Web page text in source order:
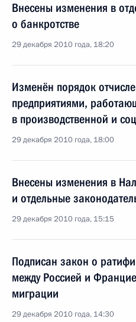
Внесены изменения в
о банкротстве
29 декабря 2010 года, 18:20
Изменён порядок
предприятиями,
в производственной и
29 декабря 2010 года, 18:00
Внесены изменения в
и отдельные
29 декабря 2010 года, 15:15
Подписан закон о
между Россией и
миграции
29 декабря 2010 года, 14:30